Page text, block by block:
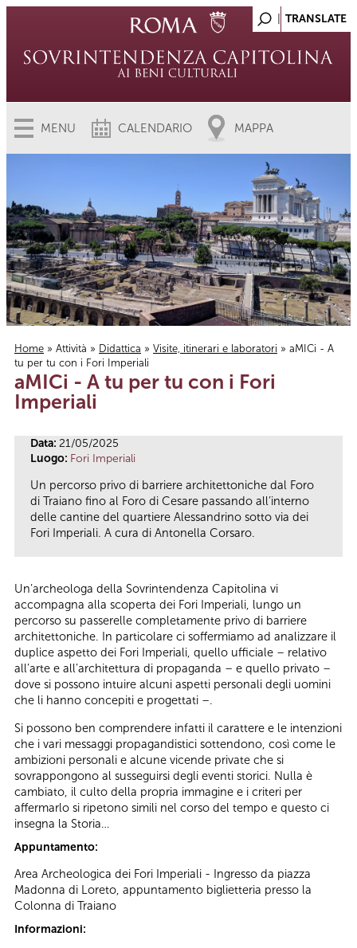
MENU CALENDARIO MAPPA
Tu sei qui
Home » Attività » Didattica » Visite, itinerari e laboratori » aMICi - A
tu per tu con i Fori Imperiali
aMICi - A tu per tu con i Fori
Imperiali
Data: 21/05/2025
Luogo: Fori Imperiali
Un percorso privo di barriere architettoniche dal Foro
di Traiano fino al Foro di Cesare passando all’interno
delle cantine del quartiere Alessandrino sotto via dei
Fori Imperiali. A cura di Antonella Corsaro.
Un’archeologa della Sovrintendenza Capitolina vi
accompagna alla scoperta dei Fori Imperiali, lungo un
percorso su passerelle completamente privo di barriere
architettoniche. In particolare ci soffermiamo ad analizzare il
duplice aspetto dei Fori Imperiali, quello ufficiale – relativo
all’arte e all’architettura di propaganda – e quello privato –
dove si possono intuire alcuni aspetti personali degli uomini
che li hanno concepiti e progettati –.
Si possono ben comprendere infatti il carattere e le intenzioni
che i vari messaggi propagandistici sottendono, così come le
ambizioni personali e alcune vicende private che si
sovrappongono al susseguirsi degli eventi storici. Nulla è
cambiato, il culto della propria immagine e i criteri per
affermarlo si ripetono simili nel corso del tempo e questo ci
insegna la Storia…
Appuntamento:
Area Archeologica dei Fori Imperiali - Ingresso da piazza
Madonna di Loreto, appuntamento biglietteria presso la
Colonna di Traiano
Informazioni: